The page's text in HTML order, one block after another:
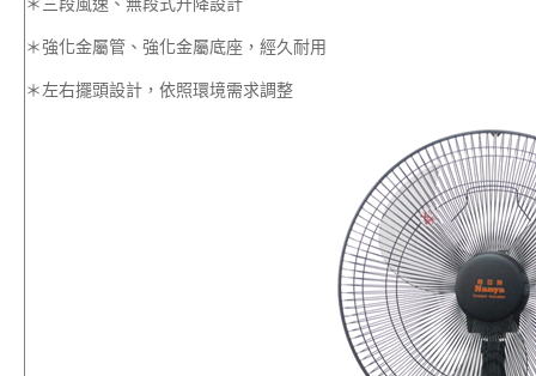
＊三段風速、無段式升降設計
＊強化金屬管、強化金屬底座，經久耐用
＊左右擺頭設計，依照環境需求調整